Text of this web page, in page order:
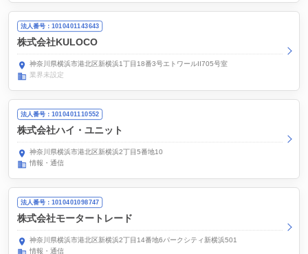
法人番号：1010401143643
株式会社KULOCO
神奈川県横浜市港北区新横浜1丁目18番3号エトワールII705号室
業界未設定
法人番号：1010401110552
株式会社ハイ・ユニット
神奈川県横浜市港北区新横浜2丁目5番地10
情報・通信
法人番号：1010401098747
株式会社モータートレード
神奈川県横浜市港北区新横浜2丁目14番地6パークシティ新横浜501
情報・通信